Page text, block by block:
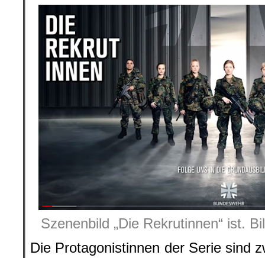
Szenenbild „Die Rekrutinnen“ ist.
Die Protagonistinnen der Serie sind